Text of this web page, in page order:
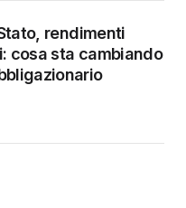
rendimenti
cosa sta cambiando